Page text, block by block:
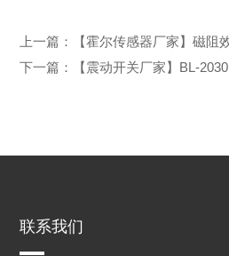
上一篇：
【霍尔传感器厂家】磁阻
下一篇：
【震动开关厂家】BL-
联系我们